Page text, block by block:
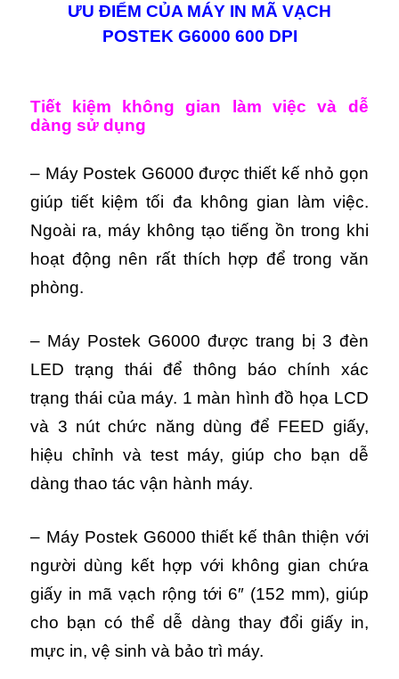
ƯU ĐIỂM CỦA MÁY IN MÃ VẠCH
POSTEK G6000 600 DPI
Tiết kiệm không gian làm việc và dễ
dàng sử dụng
– Máy Postek G6000 được thiết kế nhỏ gọn
giúp tiết kiệm tối đa không gian làm việc.
Ngoài ra, máy không tạo tiếng ồn trong khi
hoạt động nên rất thích hợp để trong văn
phòng.
– Máy Postek G6000 được trang bị 3 đèn
LED trạng thái để thông báo chính xác
trạng thái của máy. 1 màn hình đồ họa LCD
và 3 nút chức năng dùng để FEED giấy,
hiệu chỉnh và test máy, giúp cho bạn dễ
dàng thao tác vận hành máy.
– Máy Postek G6000 thiết kế thân thiện với
người dùng kết hợp với không gian chứa
giấy in mã vạch rộng tới 6″ (152 mm), giúp
cho bạn có thể dễ dàng thay đổi giấy in,
mực in, vệ sinh và bảo trì máy.